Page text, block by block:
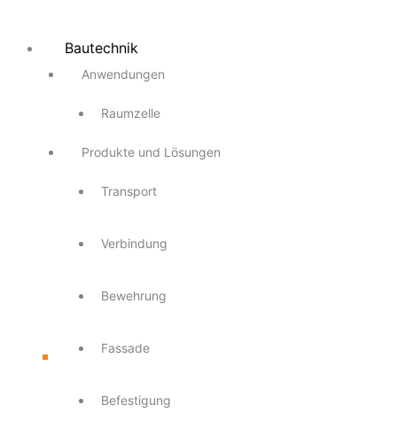
Bautechnik
Anwendungen
Raumzelle
Produkte und Lösungen
Transport
Verbindung
Bewehrung
Fassade
Befestigung